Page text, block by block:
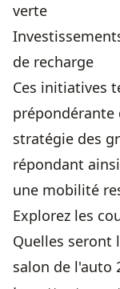
verte
de recharge
Ces initiatives
prépondérante
stratégie des
répondant
une mobilité
Explorez les
Quelles seront
salon de l'auto